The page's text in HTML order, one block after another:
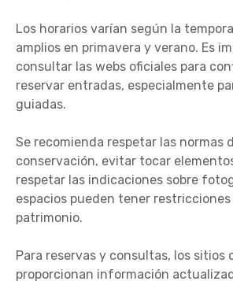
Los horarios varían según la
amplios en primavera y verano. Es
consultar las webs oficiales para
reservar entradas, especialmente
guiadas.
Se recomienda respetar las normas
conservación, evitar tocar
respetar las indicaciones sobre
espacios pueden tener restricciones
patrimonio.
Para reservas y consultas, los sitios
proporcionan información